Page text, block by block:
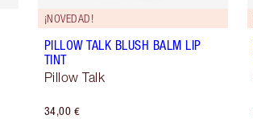
¡NOVEDAD!
PILLOW TALK BLUSH BALM LIP
TINT
Pillow Talk
34,00 €